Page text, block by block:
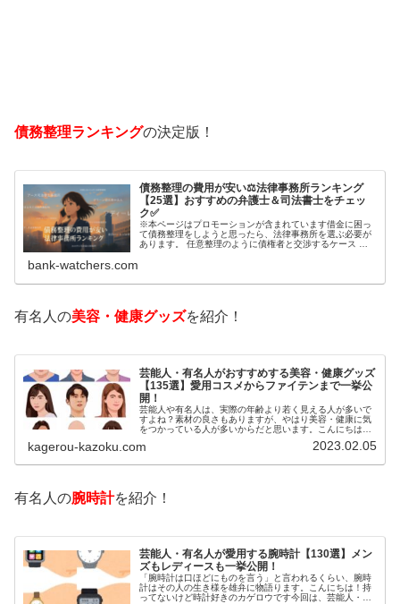
債務整理ランキングの決定版！
債務整理の費用が安い⚖️法律事務所ランキング
【25選】おすすめの弁護士＆司法書士をチェッ
ク✅
※本ページはプロモーションが含まれています借金に困っ
て債務整理をしようと思ったら、法律事務所を選ぶ必要が
あります。 任意整理のように債権者と交渉するケース 自
bank-watchers.com
有名人の美容・健康グッズを紹介！
芸能人・有名人がおすすめする美容・健康グッズ
【135選】愛用コスメからファイテンまで一挙公
開！
芸能人や有名人は、実際の年齢より若く見える人が多いで
すよね？素材の良さもありますが、やはり美容・健康に気
をつかっている人が多いからだと思います。こんにちは！
いるのでしょうか？今回は、芸能人…
kagerou-kazoku.com 2023.02.05
有名人の腕時計を紹介！
芸能人・有名人が愛用する腕時計【130選】メン
ズもレディースも一挙公開！
「腕時計は口ほどにものを言う」と言われるくらい、腕時
計はその人の生き様を雄弁に物語ります。こんにちは！持
ってないけど時計好きのカゲロウです今回は、芸能人・有